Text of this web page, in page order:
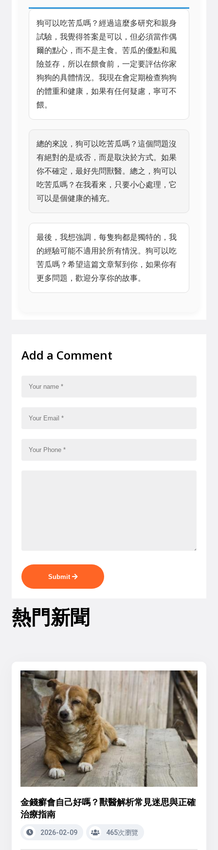
狗可以吃苦瓜嗎？經過這麼多研究和親身
試驗，我覺得答案是可以，但必須當作偶
爾的點心，而不是主食。苦瓜的優點和風
險並存，所以在餵食前，一定要評估你家
狗狗的具體情況。我現在會定期檢查狗狗
的體重和健康，如果有任何疑慮，寧可不
餵。
總的來說，狗可以吃苦瓜嗎？這個問題沒
有絕對的是或否，而是取決於方式。如果
你不確定，最好先問獸醫。總之，狗可以
吃苦瓜嗎？在我看來，只要小心處理，它
可以是個健康的補充。
最後，我想強調，每隻狗都是獨特的，我
的經驗可能不適用於所有情況。狗可以吃
苦瓜嗎？希望這篇文章幫到你，如果你有
更多問題，歡迎分享你的故事。
Add a Comment
Submit
熱門新聞
金錢癬會自己好嗎？獸醫解析常見迷思與正確
治療指南
2026-02-09 465次瀏覽